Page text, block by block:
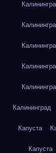
Калининград
Капуста
Капуста